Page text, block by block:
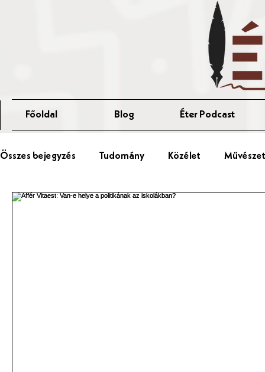
Főoldal Blog Éter Podcast
Összes bejegyzés Tudomány Közélet